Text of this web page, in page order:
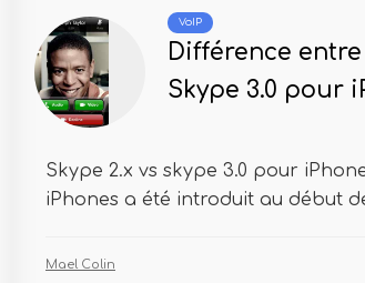
VoIP
Différence entre
Skype 3.0 pour
Skype 2.x vs skype 3.0 pour
iPhones a été introduit au début de
Mael Colin